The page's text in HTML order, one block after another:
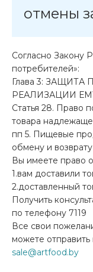
отмены
Согласно Закону
потребителей»:
Глава 3:
РЕАЛИЗАЦИИ
Статья 28. Право
товара
пп 5. Пищевые
обмену и
Вы имеете право
1.вам доставили
2.доставленный
Получить
по телефону 7119
Все свои
можете
sale@artfood.by